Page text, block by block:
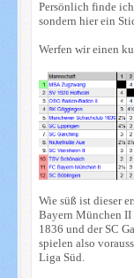
Persönlich finde
sondern hier ein
Werfen wir einen
Wie süß ist dieser
Bayern München II
1836 und der SC
spielen also
Liga Süd.